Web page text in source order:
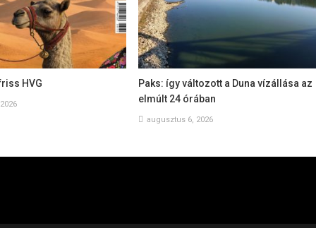
HVG
Paks: így változott a Duna vízállása az
elmúlt 24 órában
augusztus 6, 2026